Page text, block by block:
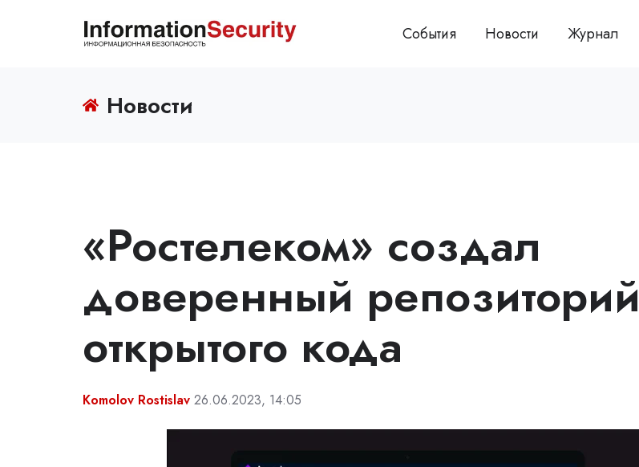
События Новости Журнал
Новости
«Ростелеком» создал
доверенный репозиторий
открытого кода
Komolov Rostislav 26.06.2023, 14:05